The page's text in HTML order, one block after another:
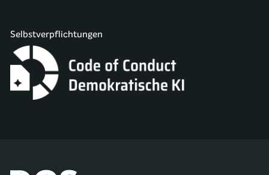
Selbstverpflichtungen